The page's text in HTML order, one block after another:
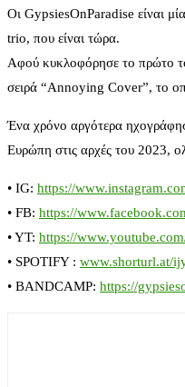
Οι GypsiesOnParadise είναι
trio, που είναι τώρα.
Αφού κυκλοφόρησε το πρώτο
σειρά “Annoying Cover”, το
Ένα χρόνο αργότερα
Ευρώπη στις αρχές του 2023,
• IG: https://
• FB: https://
• YT: https://
• SPOTIFY : www.shorturl.at/
• BANDCAMP: https://